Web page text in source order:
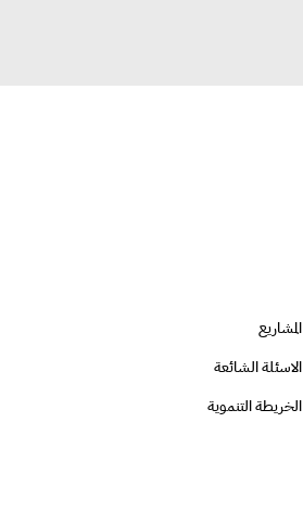
المشاريع
الاسئلة الشائعة
الخريطة التنموية